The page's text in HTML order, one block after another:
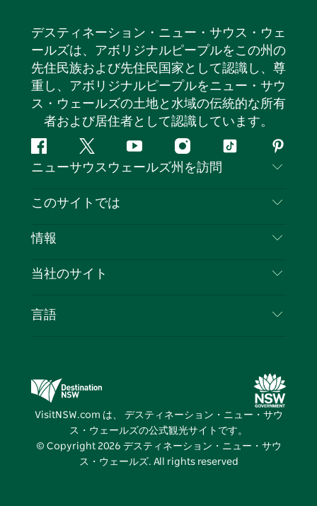
デスティネーション・ニュー・サウス・ウェ
ールズは、アボリジナルピープルをこの州の
先住民族および先住民国家として認識し、尊
重し、アボリジナルピープルをニュー・サウ
ス・ウェールズの土地と水域の伝統的な所有
者および居住者として認識しています。
フ
ェ
ス
ッ
ツ
イ
タ
ユ
ー
イ
ン
テ
ピ
ン
レ
ト
ニューサウスウェールズ州を訪問
お問い合わせ
クッキーに関する通知
このサイトでは
目的地
イベント
情報
旅行情報
NSWでのビジネス
当社のサイト
デスティネーション・ニュー・サウス・ウェール
ズメディアセンター
ビビッド・シドニー
言語
VisitNSW.com は、 デスティネーション・ニュー・サウ
ス・ウェールズの公式観光サイトです。
© Copyright 2026 デスティネーション・ニュー・サウ
ス・ウェールズ. All rights reserved